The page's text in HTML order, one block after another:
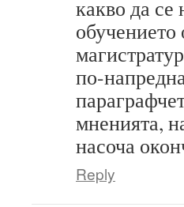
какво да се
обучението
по-
мненията,
насоча
Reply